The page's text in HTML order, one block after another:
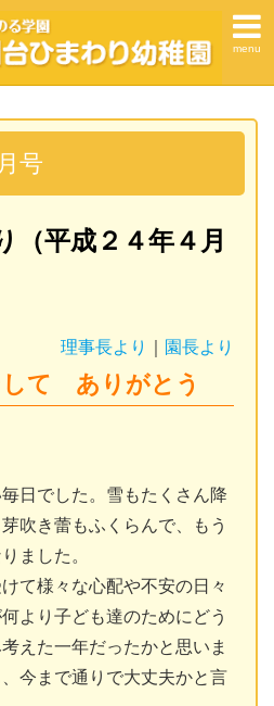
menu
号
（平成２４年４月
理事長より 園長より
て ありがとう
日でした。雪もたくさん降
吹き蕾もふくらんで、もう
ました。
て様々な心配や不安の日々
より子ども達のためにどう
えた一年だったかと思いま
今まで通りで大丈夫かと言